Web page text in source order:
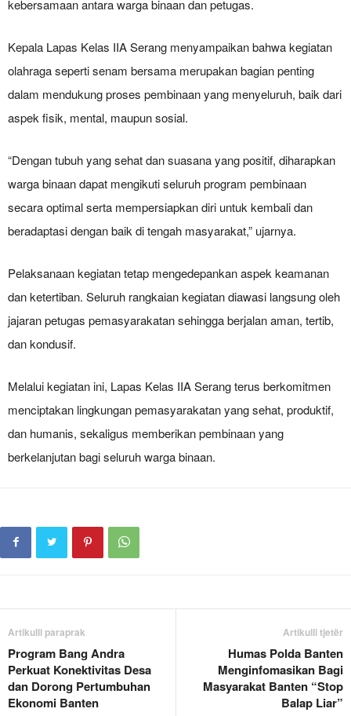
kebersamaan antara warga binaan dan petugas.
Kepala Lapas Kelas IIA Serang menyampaikan bahwa kegiatan
olahraga seperti senam bersama merupakan bagian penting
dalam mendukung proses pembinaan yang menyeluruh, baik dari
aspek fisik, mental, maupun sosial.
“Dengan tubuh yang sehat dan suasana yang positif, diharapkan
warga binaan dapat mengikuti seluruh program pembinaan
secara optimal serta mempersiapkan diri untuk kembali dan
beradaptasi dengan baik di tengah masyarakat,” ujarnya.
Pelaksanaan kegiatan tetap mengedepankan aspek keamanan
dan ketertiban. Seluruh rangkaian kegiatan diawasi langsung oleh
jajaran petugas pemasyarakatan sehingga berjalan aman, tertib,
dan kondusif.
Melalui kegiatan ini, Lapas Kelas IIA Serang terus berkomitmen
menciptakan lingkungan pemasyarakatan yang sehat, produktif,
dan humanis, sekaligus memberikan pembinaan yang
berkelanjutan bagi seluruh warga binaan.
Artikulli paraprak
Program Bang Andra
Perkuat Konektivitas Desa
dan Dorong Pertumbuhan
Ekonomi Banten
Artikulli tjetër
Humas Polda Banten
Menginfomasikan Bagi
Masyarakat Banten “Stop
Balap Liar”